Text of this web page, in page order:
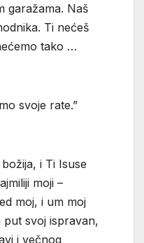
garažama. Naš
Ti nećeš
tako …
svoje rate.”
i Ti Isuse
moji –
moj, i um moj
put svoj ispravan,
i večnog